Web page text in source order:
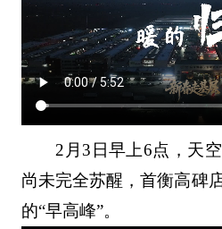
2月3日早上6点，天
尚未完全苏醒，首衡高碑
的“早高峰”。